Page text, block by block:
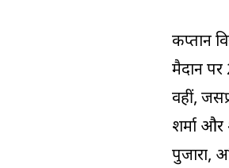
कप्तान
मैदान पर
वहीं,
शर्मा
पुजारा,